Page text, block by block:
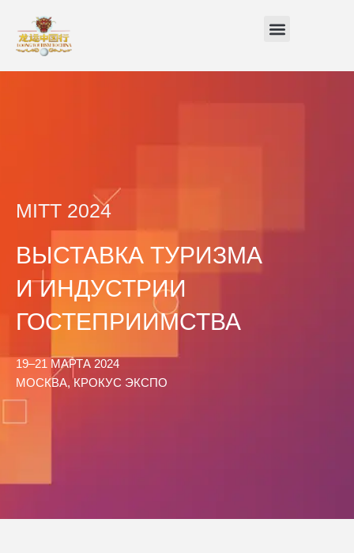
содержимому
Menu
MITT 2024
ВЫСТАВКА ТУРИЗМА
И ИНДУСТРИИ
ГОСТЕПРИИМСТВА
19–21 МАРТА 2024
МОСКВА, КРОКУС ЭКСПО